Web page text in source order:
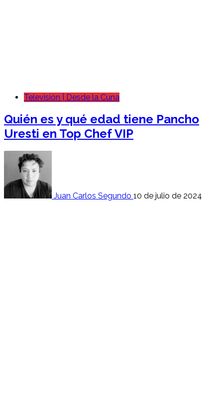
Televisión | Desde la Cuna
Quién es y qué edad tiene Pancho
Uresti en Top Chef VIP
Juan Carlos Segundo 10 de julio de 2024